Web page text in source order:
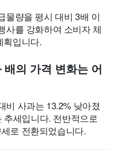
물량을 평시 대비 3배 이
사를 강화하여 소비자 체
획입니다.
의 가격 변화는 어
비 사과는 13.2% 낮아졌
추세입니다. 전반적으로
로 전환되었습니다.